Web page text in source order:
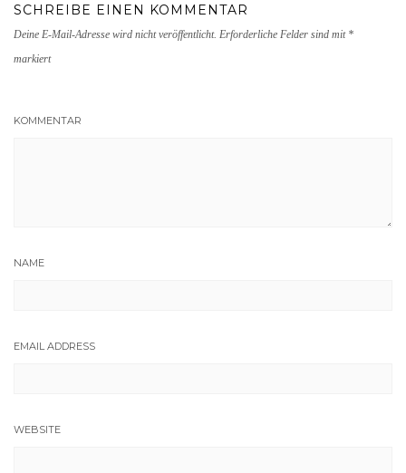
SCHREIBE EINEN KOMMENTAR
Deine E-Mail-Adresse wird nicht veröffentlicht. Erforderliche Felder sind mit *
markiert
KOMMENTAR
NAME
EMAIL ADDRESS
WEBSITE